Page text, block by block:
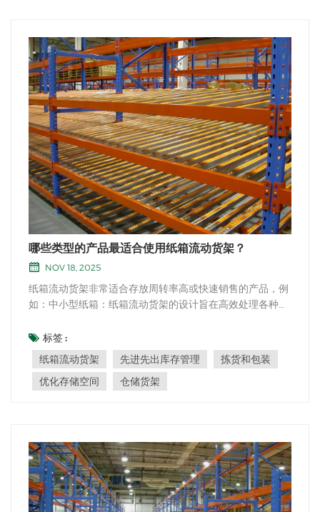
哪些类型的产品最适合使用纸箱流动货架？
NOV 18, 2025
纸箱流动货架非常适合存放周转率高或快速销售的产品，例
如：中小型纸箱：纸箱流动货架的设计旨在高效处理各种尺
等物品。 周转快的库存：周转率高且需要方便取用的产品，
例如化妆品、易腐品、汽车零部件和包装食品，都非常适合
使用纸箱流动货架。 先进先出（FIFO）库存...
标签 :
纸箱流动货架
先进先出库存管理
拣货和包装
优化存储空间
仓储货架